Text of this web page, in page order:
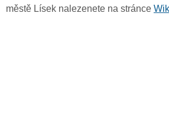
městě Lísek nalezenete na stránce